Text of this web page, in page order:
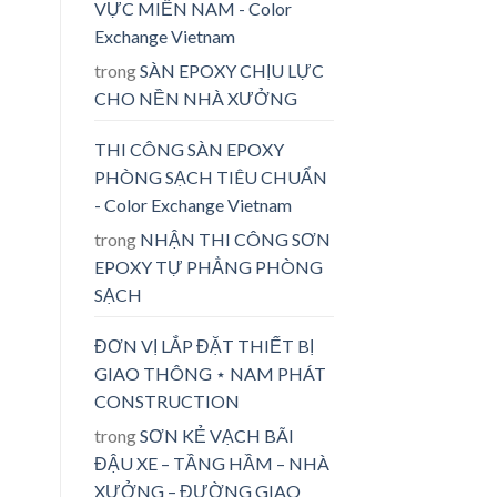
VỰC MIỀN NAM - Color
Exchange Vietnam
trongSÀN EPOXY CHỊU LỰC
CHO NỀN NHÀ XƯỞNG
THI CÔNG SÀN EPOXY
PHÒNG SẠCH TIÊU CHUẨN
- Color Exchange Vietnam
trong NHẬN THI CÔNG SƠN
EPOXY TỰ PHẲNG PHÒNG
SẠCH
ĐƠN VỊ LẮP ĐẶT THIẾT BỊ
GIAO THÔNG ⋆ NAM PHÁT
CONSTRUCTION
trongSƠN KẺ VẠCH BÃI
ĐẬU XE – TẦNG HẦM – NHÀ
XƯỞNG – ĐƯỜNG GIAO